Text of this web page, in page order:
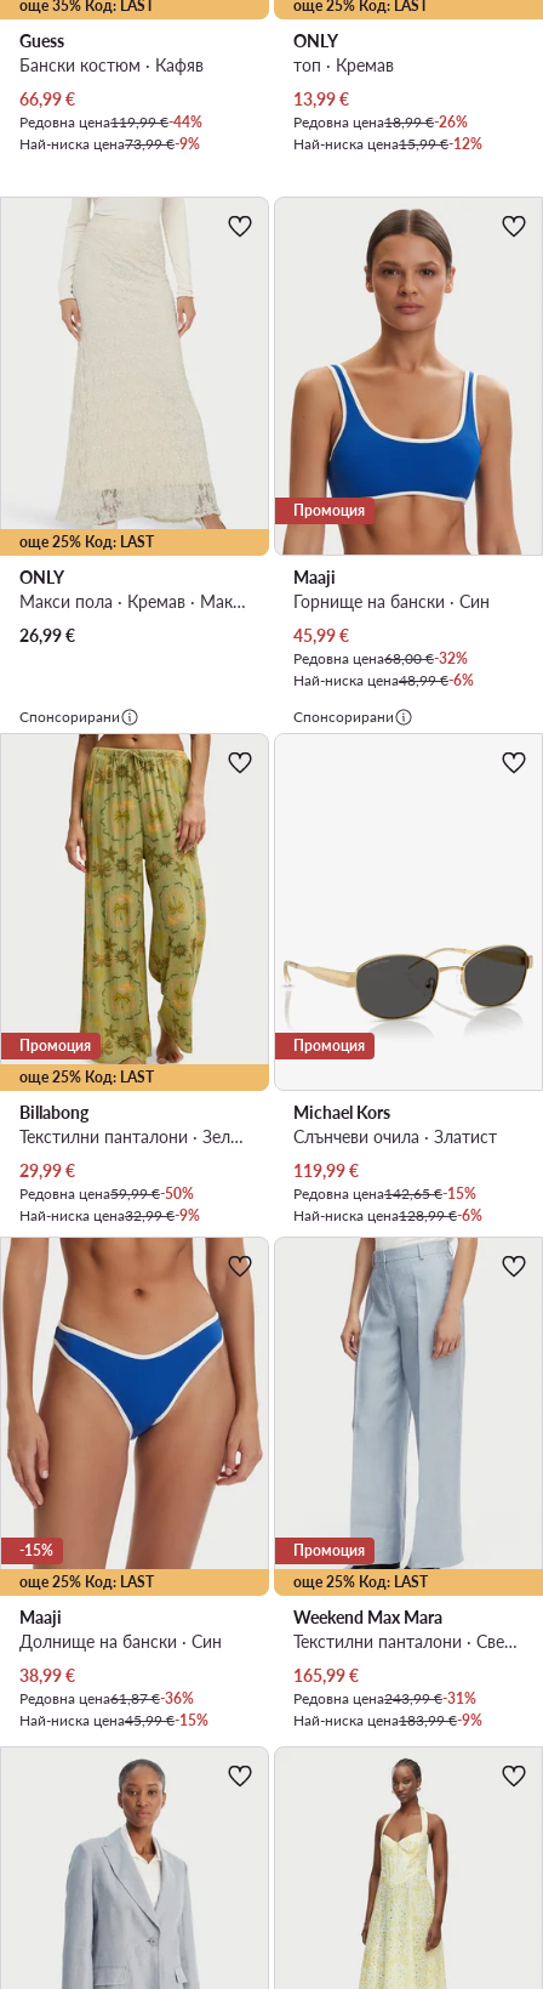
още 35% Код: LAST
Guess
Бански костюм · Кафяв
Актуална цена
66,99€
Редовна цена119,99 €-44%
Най-ниска цена73,99 €-9%
още 25% Код: LAST
ONLY
топ · Кремав
Актуална цена
13,99€
Редовна цена18,99 €-26%
Най-ниска цена15,99 €-12%
още 25% Код: LAST
ONLY
Макси пола · Кремав · Макси
26,99€
Промоция
Maaji
Горнище на бански · Син
Актуална цена
45,99€
Редовна цена68,00 €-32%
Най-ниска цена48,99 €-6%
Спонсорирани
още 25% Код: LAST
Промоция
Billabong
Текстилни панталони · Зелен · Regular Fit
Актуална цена
29,99€
Редовна цена59,99 €-50%
Най-ниска цена32,99 €-9%
Спонсорирани
Промоция
Michael Kors
Слънчеви очила · Златист
Актуална цена
119,99€
Редовна цена142,65 €-15%
Най-ниска цена128,99 €-6%
още 25% Код: LAST
-15%
Maaji
Долнище на бански · Син
Актуална цена
38,99€
Редовна цена61,87 €-36%
Най-ниска цена45,99 €-15%
още 25% Код: LAST
Промоция
Weekend Max Mara
Текстилни панталони · Светлосин · Regular Fit
Актуална цена
165,99€
Редовна цена243,99 €-31%
Най-ниска цена183,99 €-9%